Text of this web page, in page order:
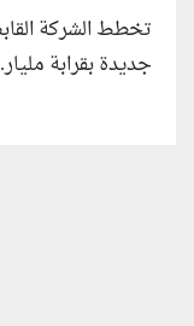
تخطط الشركة
جديدة بقرابة